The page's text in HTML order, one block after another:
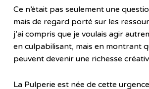
Ce n’était pas seulement une
mais de regard porté sur les
j’ai compris que je voulais agir
en culpabilisant, mais en montrant
peuvent devenir une richesse
La Pulperie est née de cette